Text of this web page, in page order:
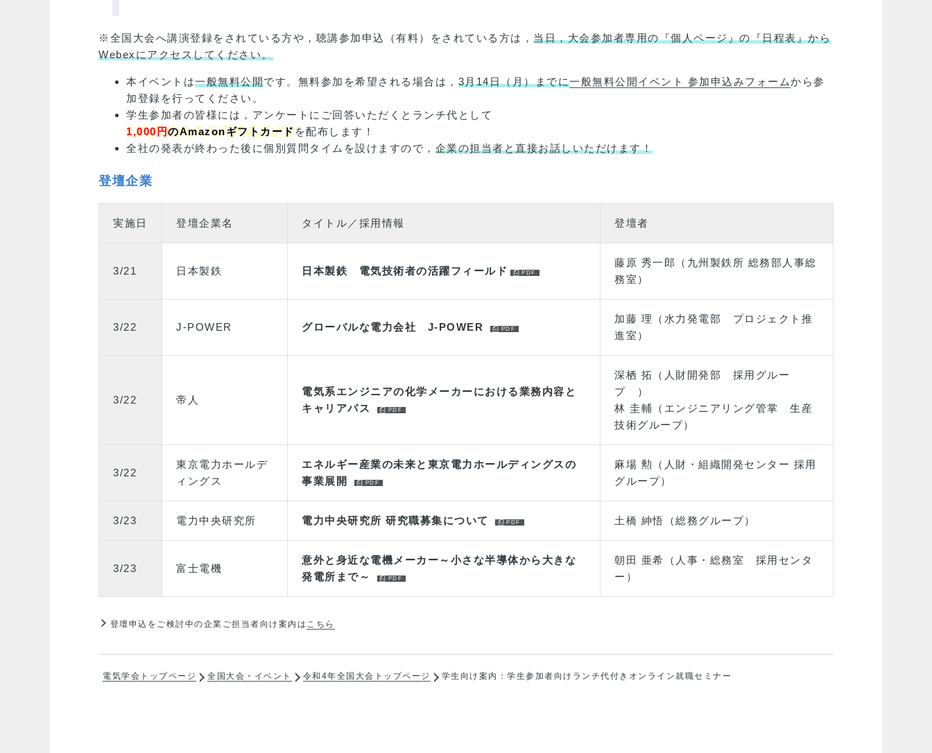
※全国大会へ講演登録をされている方や，聴講参加申込（有料）をされている方は， 当日，大会参加者専用の『個人ページ』の『日程表』から
Webexにアクセスしてください。
本イベントは一般無料公開です。無料参加を希望される場合は， 3月14日（月）までに一般無料公開イベント 参加申込みフォームから参
加登録を行ってください。
学生参加者の皆様には，アンケートにご回答いただくとランチ代として
1,000円のAmazonギフトカードを配布します！
全社の発表が終わった後に個別質問タイムを設けますので， 企業の担当者と直接お話しいただけます！
登壇企業
実施日 登壇企業名 タイトル／採用情報 登壇者
3/21 日本製鉄 日本製鉄 電気技術者の活躍フィールド
藤原 秀一郎（九州製鉄所 総務部人事総
務室）
3/22 J-POWER グローバルな電力会社 J-POWER
加藤 理（水力発電部 プロジェクト推
進室）
3/22 帝人
電気系エンジニアの化学メーカーにおける業務内容と
キャリアパス
深栖 拓（人財開発部 採用グルー
プ ）
林 圭輔（エンジニアリング管掌 生産
技術グループ）
3/22
東京電力ホールデ
ィングス
エネルギー産業の未来と東京電力ホールディングスの
事業展開
麻場 勲（人財・組織開発センター 採用
グループ）
3/23 電力中央研究所 電力中央研究所 研究職募集について 土橋 紳悟（総務グループ）
3/23 富士電機
意外と身近な電機メーカー～小さな半導体から大きな
発電所まで～
朝田 亜希（人事・総務室 採用センタ
ー）
登壇申込をご検討中の企業ご担当者向け案内は こちら
電気学会トップページ 全国大会・イベント 令和4年全国大会トップページ 学生向け案内：学生参加者向けランチ代付きオンライン就職セミナー